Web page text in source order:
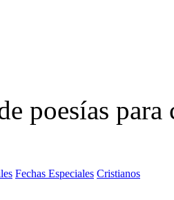
poesías
Fechas Especiales Cristianos